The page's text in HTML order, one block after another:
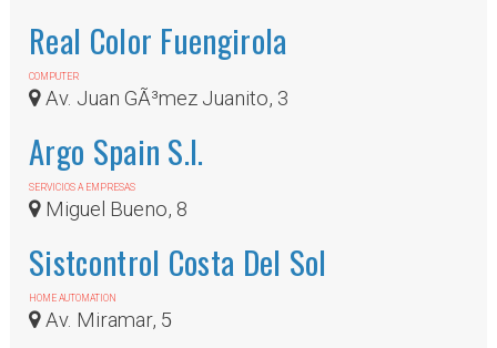
Real Color Fuengirola
COMPUTER
Av. Juan GÃ³mez Juanito, 3
Argo Spain S.l.
SERVICIOS A EMPRESAS
Miguel Bueno, 8
Sistcontrol Costa Del Sol
HOME AUTOMATION
Av. Miramar, 5